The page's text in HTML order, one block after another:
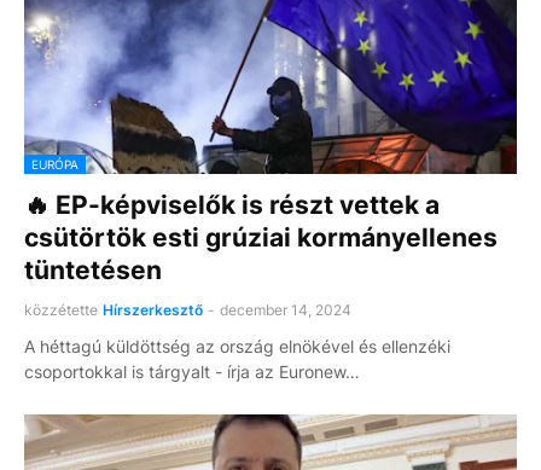
EURÓPA
🔥 EP-képviselők is részt vettek a
csütörtök esti grúziai kormányellenes
tüntetésen
közzétette Hírszerkesztő - december 14, 2024
A héttagú küldöttség az ország elnökével és ellenzéki
csoportokkal is tárgyalt - írja az Euronew…